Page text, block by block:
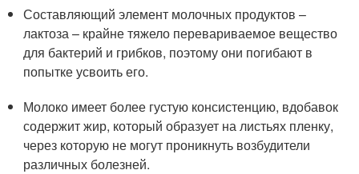
Составляющий элемент молочных продуктов –
лактоза – крайне тяжело перевариваемое вещество
для бактерий и грибков, поэтому они погибают в
попытке усвоить его.
Молоко имеет более густую консистенцию, вдобавок
содержит жир, который образует на листьях пленку,
через которую не могут проникнуть возбудители
различных болезней.